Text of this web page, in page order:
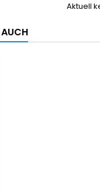
Aktuell
AUCH